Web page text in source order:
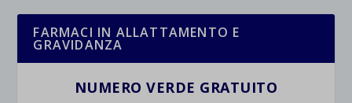
FARMACI IN ALLATTAMENTO E
GRAVIDANZA
NUMERO VERDE GRATUITO